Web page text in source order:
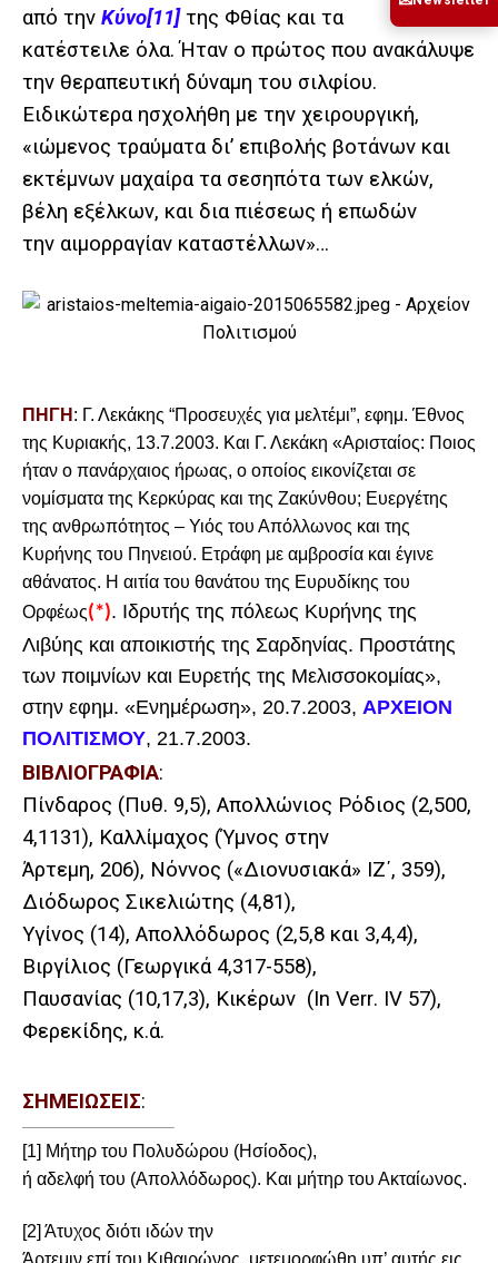
από την Κύνο[11]της Φθίας και τα
κατέστειλε όλα. Ήταν ο πρώτος που ανακάλυψε
την θεραπευτική δύναμη του σιλφίου.
Ειδικώτερα ησχολήθη με την χειρουργική,
«ιώμενος τραύματα δι’ επιβολής βοτάνων και
εκτέμνων μαχαίρα τα σεσηπότα των ελκών,
βέλη εξέλκων, και δια πιέσεως ή επωδών
την αιμορραγίαν καταστέλλων»…
ΠΗΓΗ : Γ. Λεκάκης “Προσευχές για μελτέμι”, εφημ. Έθνος
της Κυριακής, 13.7.2003. Και Γ. Λεκάκη «Αρισταίος: Ποιος
ήταν ο πανάρχαιος ήρωας, ο οποίος εικονίζεται σε
νομίσματα της Κερκύρας και της Ζακύνθου; Ευεργέτης
της ανθρωπότητος – Υιός του Απόλλωνος και της
Κυρήνης του Πηνειού. Ετράφη με αμβροσία και έγινε
αθάνατος. Η αιτία του θανάτου της Ευρυδίκης του
Ορφέως(*). Ιδρυτής της πόλεως Κυρήνης της
Λιβύης και αποικιστής της Σαρδηνίας. Προστάτης
των ποιμνίων και Ευρετής της Μελισσοκομίας»,
στην εφημ. «Ενημέρωση», 20.7.2003, ΑΡΧΕΙΟΝ
ΠΟΛΙΤΙΣΜΟΥ, 21.7.2003.
ΒΙΒΛΙΟΓΡΑΦΙΑ:
Πίνδαρος (Πυθ. 9,5), Απολλώνιος Ρόδιος (2,500,
4,1131), Καλλίμαχος (Ύμνος στην
Άρτεμη, 206), Νόννος («Διονυσιακά» ΙΖ΄, 359),
Διόδωρος Σικελιώτης (4,81),
Υγίνος (14), Απολλόδωρος (2,5,8 και 3,4,4),
Βιργίλιος (Γεωργικά 4,317-558),
Παυσανίας (10,17,3), Κικέρων (In Verr. IV 57),
Φερεκίδης, κ.ά.
ΣΗΜΕΙΩΣΕΙΣ:
[1] Μήτηρ του Πολυδώρου (Ησίοδος),
ή αδελφή του (Απολλόδωρος). Και μήτηρ του Ακταίωνος.
[2] Άτυχος διότι ιδών την
Άρτεμιν επί του Κιθαιρώνος, μετεμορφώθη υπ’ αυτής εις